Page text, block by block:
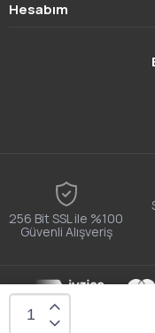
Bu site size daha iyi bir deneyim
Hesabım
256 Bit SSL ile %100
Güvenli Alışveriş